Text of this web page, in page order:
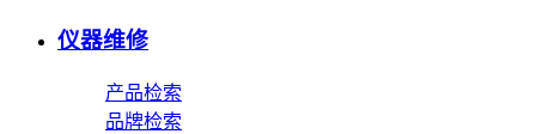
仪器维修
产品检索
品牌检索